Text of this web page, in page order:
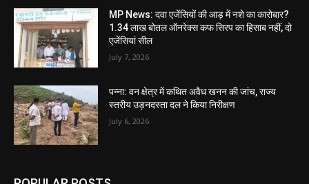
MP News: दवा एजेंसियों की आड़ में नशे का कारोबार?
1.34 लाख बोतल ऑनरेक्स कफ सिरप का हिसाब नहीं, दो
एजेंसियां सील
July 7, 2026
पन्ना: वन क्षेत्र में कथित अवैध खनन की जांच, राज्य
स्तरीय उड़नदस्ता दल ने किया निरीक्षण
July 6, 2026